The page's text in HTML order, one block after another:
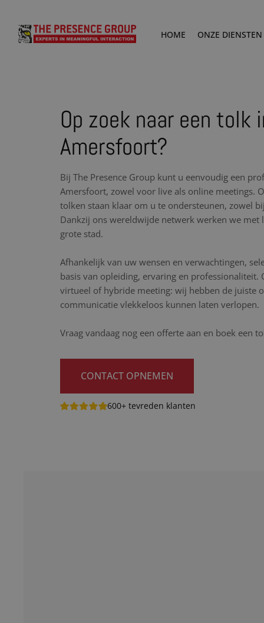
HOME ONZE DIENSTEN
Op zoek naar een tolk
Amersfoort?
Bij The Presence Group kunt u eenvoudig een
Amersfoort, zowel voor live als online meetings.
tolken staan klaar om u te ondersteunen, zowel
Dankzij ons wereldwijde netwerk werken we met
grote stad.
Afhankelijk van uw wensen en verwachtingen,
basis van opleiding, ervaring en professionaliteit.
virtueel of hybride meeting: wij hebben de juiste
communicatie vlekkeloos kunnen laten verlopen.
Vraag vandaag nog een offerte aan en boek een
CONTACT OPNEMEN
600+ tevreden klanten